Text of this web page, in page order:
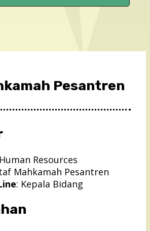
Pesantren
Resources
Mahkamah Pesantren
: Kepala Bidang